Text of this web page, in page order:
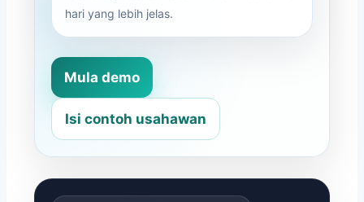
hari yang lebih jelas.
Mula demo
Isi contoh usahawan